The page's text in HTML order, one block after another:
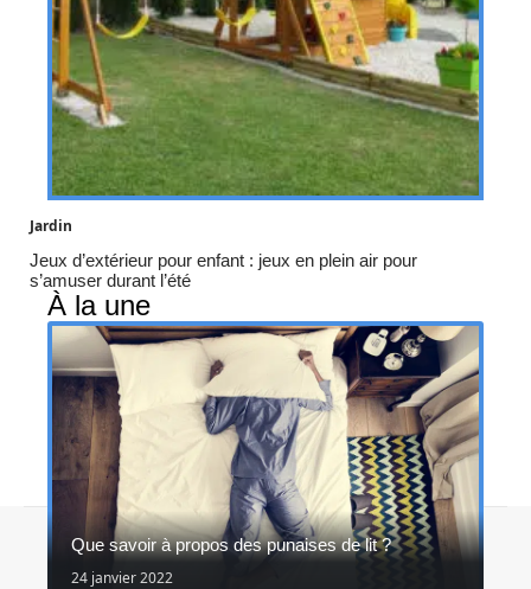
Jardin
Jeux d’extérieur pour enfant : jeux en plein air pour
s’amuser durant l’été
À la une
Que savoir à propos des punaises de lit ?
24 janvier 2022
Contact Mentions légales Sitemap